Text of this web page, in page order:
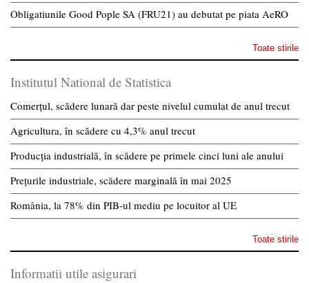
Obligatiunile Good Pople SA (FRU21) au debutat pe piata AeRO
Toate stirile
Institutul National de Statistica
Comerțul, scădere lunară dar peste nivelul cumulat de anul trecut
Agricultura, în scădere cu 4,3% anul trecut
Producția industrială, în scădere pe primele cinci luni ale anului
Prețurile industriale, scădere marginală în mai 2025
România, la 78% din PIB-ul mediu pe locuitor al UE
Toate stirile
Informatii utile asigurari